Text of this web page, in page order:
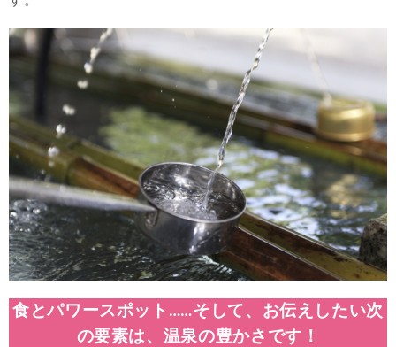
食とパワースポット……そして、お伝えしたい次
の要素は、温泉の豊かさです！